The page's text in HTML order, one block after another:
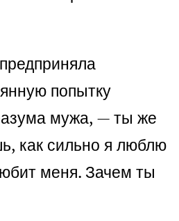
попытку
мужа, — ты же
как сильно я люблю
меня. Зачем ты